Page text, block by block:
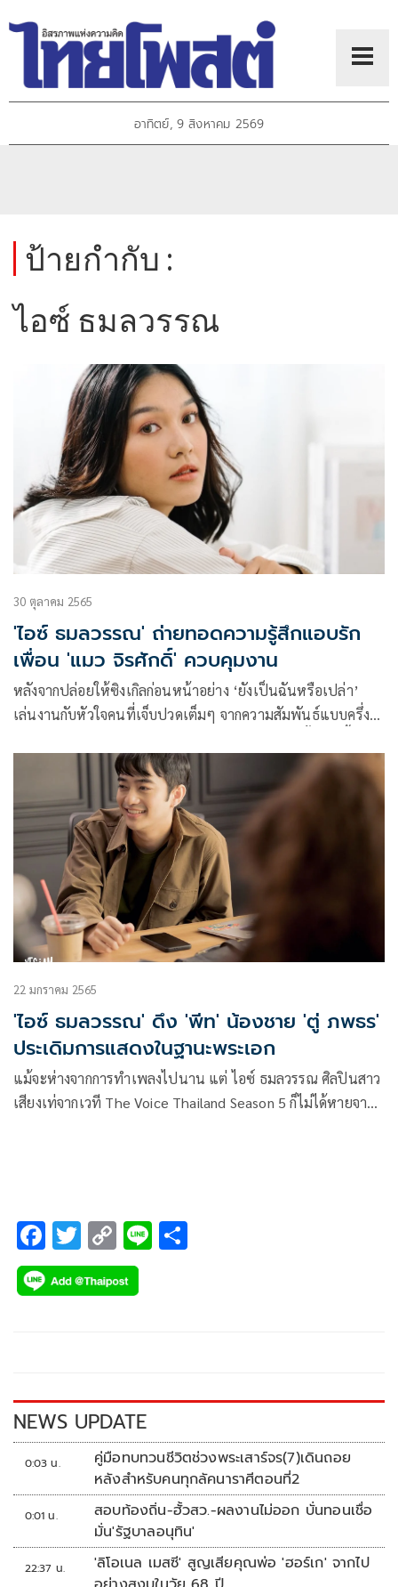
อาทิตย์, 9 สิงหาคม 2569
ป้ายกำกับ :
ไอซ์ ธมลวรรณ
30 ตุลาคม 2565
'ไอซ์ ธมลวรรณ' ถ่ายทอดความรู้สึกแอบรัก
เพื่อน 'แมว จิรศักดิ์' ควบคุมงาน
หลังจากปล่อยให้ซิงเกิลก่อนหน้าอย่าง ‘ยังเป็นฉันหรือเปล่า’
เล่นงานกับหัวใจคนที่เจ็บปวดเต็มๆ จากความสัมพันธ์แบบครึ่งๆ
ธมลวรรณ ศิลปินสาวเจ้าของเสียงร้องสุดเท่และมีเสน่ห์แห่งค่าย
YES i AM พร้อมแล้วที่จะส่งซิงเกิลใหม่ของตัวเอง ‘ผู้ชมไกล’
เพลงเพราะของคนที่แอบรักเพื่อน..และเป็นได้มากที่สุดแค่
เพื่อนรักที่คอยเฝ้ามองเธอมีความสุขอยู่ไกลๆ
22 มกราคม 2565
'ไอซ์ ธมลวรรณ' ดึง 'พีท' น้องชาย 'ตู่ ภพธร'
ประเดิมการแสดงในฐานะพระเอก
แม้จะห่างจากการทำเพลงไปนาน แต่ ไอซ์ ธมลวรรณ ศิลปินสาว
เสียงเท่จากเวที The Voice Thailand Season 5 ก็ไม่ได้หายจาก
หัวใจคนที่กำลังสับสน และสงสัยว่าคนในใจเขา..ยังเป็นเราอยู่
หรือเปล่านะ?
F
ac
e
k
T
wi
tt
C
o
p
k
Li
NEWS UPDATE
0:03 น.
คู่มือทบทวนชีวิตช่วงพระเสาร์จร(7)เดินถอย
หลังสำหรับคนทุกลัคนาราศีตอนที่2
0:01 น.
สอบท้องถิ่น-ฮั้วสว.-ผลงานไม่ออก บั่นทอนเชื่อ
มั่น'รัฐบาลอนุทิน'
22:37 น.
'ลิโอเนล เมสซี' สูญเสียคุณพ่อ 'ฮอร์เก' จากไป